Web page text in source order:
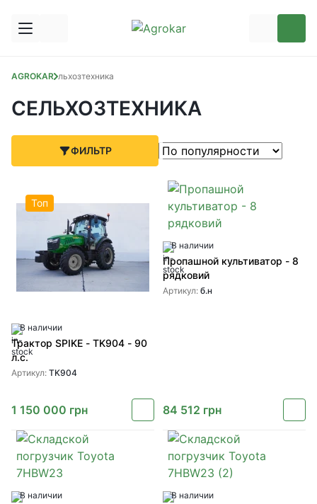
AGROKARСельхозтехника
СЕЛЬХОЗТЕХНИКА
ФИЛЬТР
Топ
В наличии
Трактор SPIKE - TK904 - 90
л.с.
Артикул: TK904
1 150 000 грн
В наличии
Пропашной культиватор - 8
рядковий
Артикул: б.н
84 512 грн
В наличии В наличии